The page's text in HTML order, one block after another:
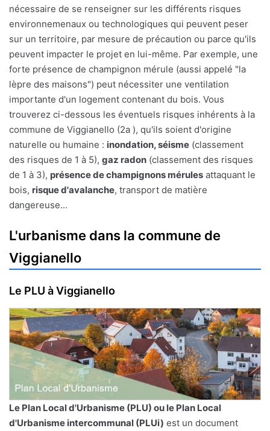
nécessaire de se renseigner sur les différents risques
environnemenaux ou technologiques qui peuvent peser
sur un territoire, par mesure de précaution ou parce qu'ils
peuvent impacter le projet en lui-même. Par exemple, une
forte présence de champignon mérule (aussi appelé "la
lèpre des maisons") peut nécessiter une ventilation
importante d'un logement contenant du bois. Vous
trouverez ci-dessous les éventuels risques inhérents à la
commune de Viggianello (2a ), qu'ils soient d'origine
naturelle ou humaine : inondation, séisme (classement
des risques de 1 à 5), gaz radon (classement des risques
de 1 à 3), présence de champignons mérules attaquant le
bois, risque d'avalanche, transport de matière
dangereuse...
L'urbanisme dans la commune de
Viggianello
Le PLU à Viggianello
Le Plan Local d'Urbanisme (PLU) ou le Plan Local
d'Urbanisme intercommunal (PLUi) est un document